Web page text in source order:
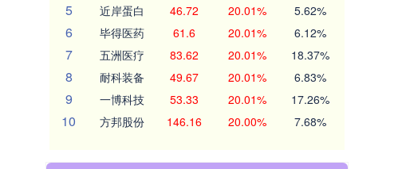
5 近岸蛋白 46.72 20.01% 5.62%
6 毕得医药 61.6 20.01% 6.12%
7 五洲医疗 83.62 20.01% 18.37%
8 耐科装备 49.67 20.01% 6.83%
9 一博科技 53.33 20.01% 17.26%
10 方邦股份 146.16 20.00% 7.68%